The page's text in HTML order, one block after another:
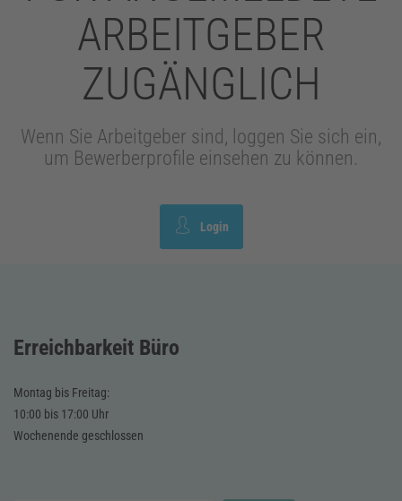
ARBEITGEBER
ZUGÄNGLICH
Wenn Sie Arbeitgeber sind, loggen Sie sich ein,
um Bewerberprofile einsehen zu können.
Login
Erreichbarkeit Büro
Montag bis Freitag:
10:00 bis 17:00 Uhr
Wochenende geschlossen